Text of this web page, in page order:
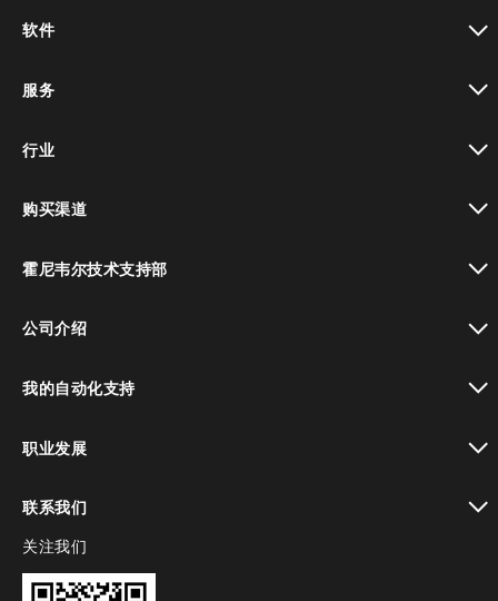
软件
服务
行业
购买渠道
霍尼韦尔技术支持部
公司介绍
我的自动化支持
职业发展
联系我们
toggle view
关注我们